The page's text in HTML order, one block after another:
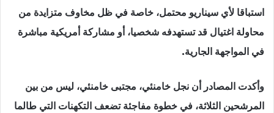
استباقا لأي سيناريو محتمل، خاصة في ظل مخاوف متزايدة من
محاولة اغتيال قد تستهدفه شخصيا، أو مشاركة أمريكية مباشرة
في المواجهة الجارية.
وأكدت المصادر أن نجل خامنئي، مجتبى خامنئي، ليس من بين
المرشحين الثلاثة، في خطوة مفاجئة تضعف التكهنات التي طالما